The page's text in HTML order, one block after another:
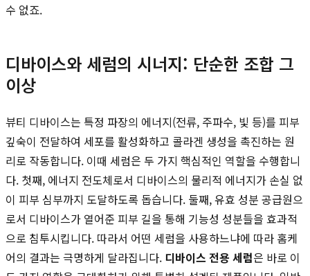
수 없죠.
디바이스와 세럼의 시너지: 단순한 조합 그
이상
뷰티 디바이스는 특정 파장의 에너지(전류, 주파수, 빛 등)를 피부
깊숙이 전달하여 세포를 활성화하고 콜라겐 생성을 촉진하는 원
리로 작동합니다. 이때 세럼은 두 가지 핵심적인 역할을 수행합니
다. 첫째, 에너지 전도체로서 디바이스의 물리적 에너지가 손실 없
이 피부 심부까지 도달하도록 돕습니다. 둘째, 유효 성분 공급원으
로서 디바이스가 열어준 피부 길을 통해 기능성 성분들을 효과적
으로 침투시킵니다. 따라서 어떤 세럼을 사용하느냐에 따라 홈케
어의 결과는 극명하게 달라집니다. 디바이스 전용 세럼은 바로 이